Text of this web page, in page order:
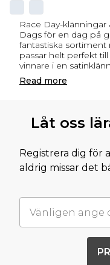
Race Day-klänningar
Dags för en dag på
fantastiska
passar helt perfekt
vinnare i en
Read more
Låt oss
Registrera dig för
aldrig missar det